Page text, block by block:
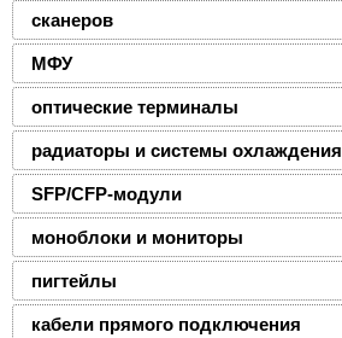
сканеров
МФУ
оптические терминалы
радиаторы и системы охлаждения
SFP/CFP-модули
моноблоки и мониторы
пигтейлы
кабели прямого подключения